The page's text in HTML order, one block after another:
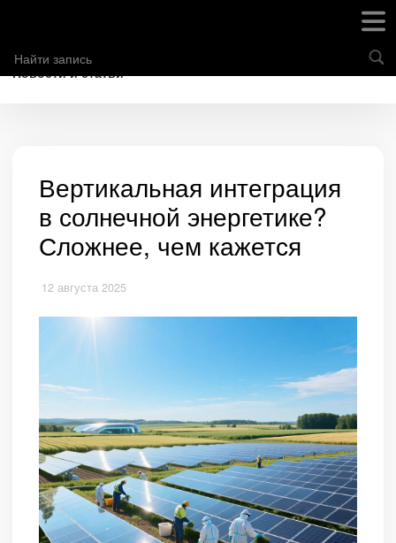
Новости и статьи
Вертикальная интеграция
в солнечной энергетике?
Сложнее, чем кажется
12 августа 2025